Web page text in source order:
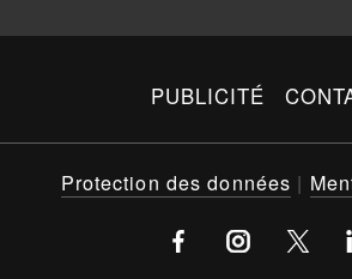
PUBLICITÉ
Protection des données |